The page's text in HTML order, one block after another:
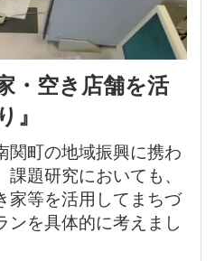
・空き店舗を活
』
関町の地域振興に携わ
題研究においても、
家等を活用してまちづ
ンを具体的に考えまし